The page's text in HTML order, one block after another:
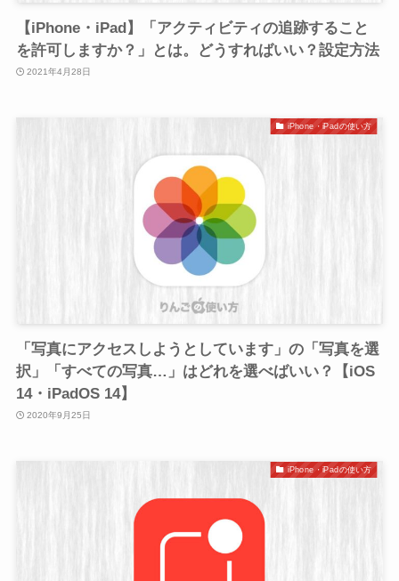
【iPhone・iPad】「アクティビティの追跡すること
を許可しますか？」とは。どうすればいい？設定方法
2021年4月28日
iPhone・iPadの使い方
「写真にアクセスしようとしています」の「写真を選
択」「すべての写真…」はどれを選べばいい？【iOS
14・iPadOS 14】
2020年9月25日
iPhone・iPadの使い方